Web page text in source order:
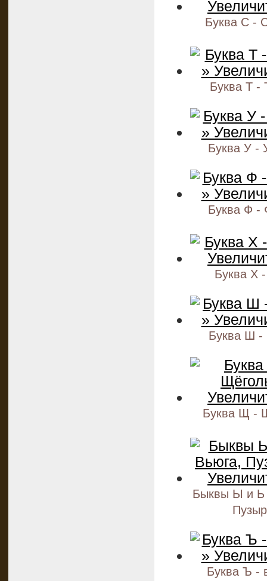
Буква С -
Буква Т -
Буква У -
Буква Ф -
Буква Х
Буква Ш -
Буква Щ -
Быквы Ы и Ь
Буква Ъ -